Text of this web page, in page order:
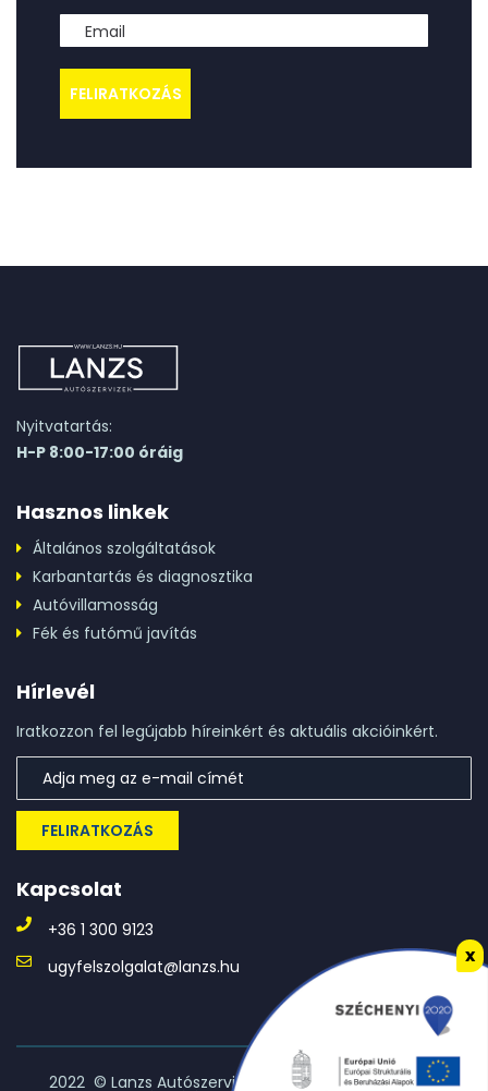
Nyitvatartás:
H-P 8:00-17:00 óráig
Hasznos linkek
Általános szolgáltatások
Karbantartás és diagnosztika
Autóvillamosság
Fék és futómű javítás
Hírlevél
Iratkozzon fel legújabb híreinkért és aktuális akcióinkért.
FELIRATKOZÁS
Kapcsolat
+36 1 300 9123
ugyfelszolgalat@lanzs.hu
2022 © Lanzs Autószerviz | Minden jog fenntartva! •
x